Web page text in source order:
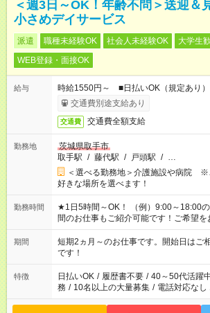
＜週3日～OK！年齢不問＞送迎＆
小さめデイサービス
派遣 職種未経験OK 社会人未経験OK 大学生
WEB登録・面接OK
給与
時給1550円～ ■日払いOK（規定あり）
交通費別途支給あり
交通費 交通費全額支給
勤務地
茨城県取手市
取手駅 / 藤代駅 / 戸頭駅 / …
＜選べる勤務地＞介護施設や病院 ※
好きな場所を選べます！
勤務時間
★1日5時間～OK！ （例）9:00～18:00
間のお仕事もご紹介可能です！ご希望
庭の都合でお休みが必要な場合も遠慮な
週最低15時間以上の勤務が必要です
期間
短期2ヵ月～のお仕事です。開始日は
です！
特徴 日払いOK / 履歴書不要 / 40～50代活躍
務 / 10名以上の大量募集 / 電話対応なし